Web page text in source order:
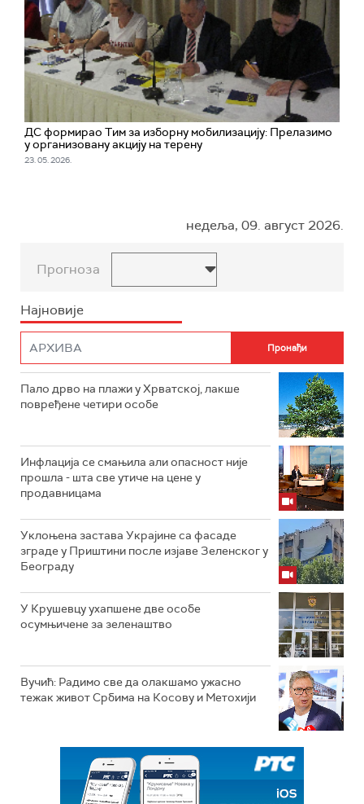
ДС формирао Тим за изборну мобилизацију: Прелазимо
у организовану акцију на терену
23. 05. 2026.
недеља, 09. август 2026.
Прогноза
Најновије
Пало дрво на плажи у Хрватској, лакше
повређене четири особе
Инфлација се смањила али опасност није
прошла - шта све утиче на цене у
продавницама
Уклоњена застава Украјине са фасаде
зграде у Приштини после изјаве Зеленског у
Београду
У Крушевцу ухапшене две особе
осумњичене за зеленаштво
Вучић: Радимо све да олакшамо ужасно
тежак живот Србима на Косову и Метохији